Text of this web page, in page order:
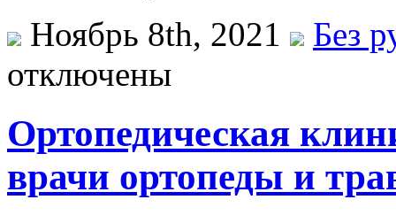
Ноябрь 8th, 2021
Без
отключены
Ортопедическая
врачи ортопеды и